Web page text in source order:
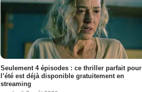
Seulement 4 épisodes : ce thriller parfait pour
l’été est déjà disponible gratuitement en
streaming